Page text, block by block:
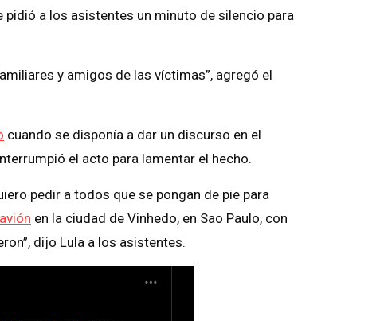
pidió a los asistentes un minuto de silencio para
y amigos de las víctimas”, agregó el
cuando se disponía a dar un discurso en el
el acto para lamentar el hecho.
pedir a todos que se pongan de pie para
en la ciudad de Vinhedo, en Sao Paulo, con
dijo Lula a los asistentes.